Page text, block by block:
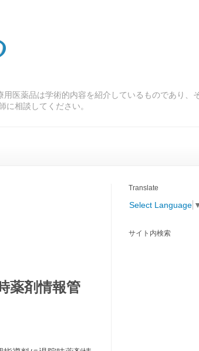
医薬品は学術的内容を紹介しているものであり、
相談してください。
薬剤情報管
Translate
Select Language
サイト内検索